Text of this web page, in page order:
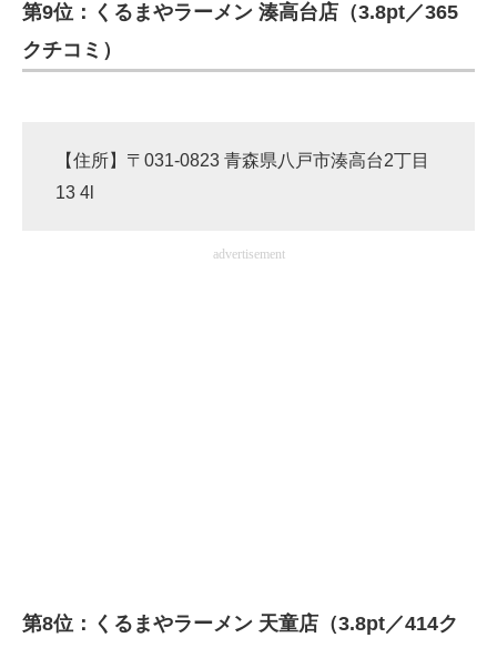
第9位：くるまやラーメン 湊高台店（3.8pt／365
クチコミ）
【住所】〒031-0823 青森県八戸市湊高台2丁目
13 4l
advertisement
第8位：くるまやラーメン 天童店（3.8pt／414ク